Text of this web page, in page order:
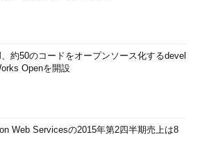
約50のコードをオープンソース化するdevel
Openを開設
Web Servicesの2015年第2四半期売上は8